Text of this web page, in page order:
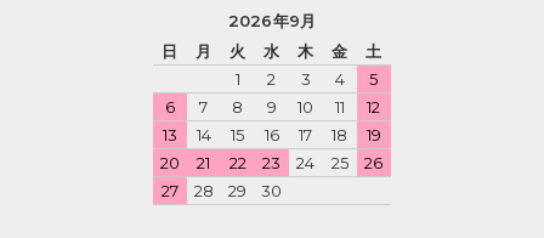
2026年9月
日
月 火 水 木 金
土
1
2 3 4
5
6
7 8 9 10 11
12
13
14 15 16 17 18
19
20
21 22 23 24 25
26
27
28 29 30